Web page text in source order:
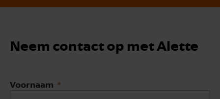
Neem contact op met Alette
Voornaam